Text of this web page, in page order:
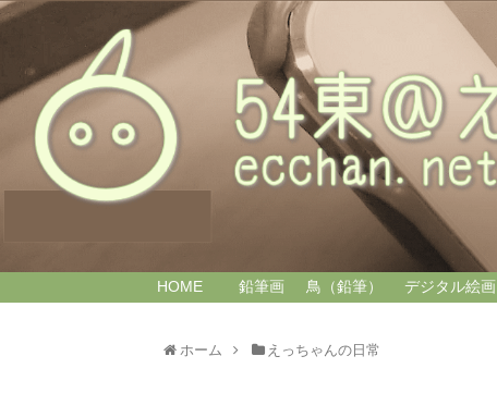
HOME 鉛筆画 鳥（鉛筆） デジタル絵画
ホーム えっちゃんの日常